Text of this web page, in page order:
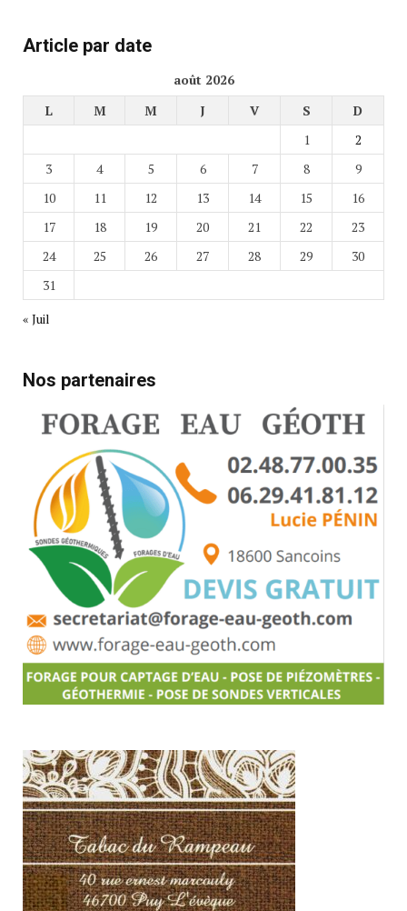
Article par date
août 2026
L
M M J V S
D
1
2
3
4 5 6 7 8
9
10
11 12 13 14 15
16
17
18 19 20 21 22
23
24
25 26 27 28 29
30
31
« Juil
Nos partenaires